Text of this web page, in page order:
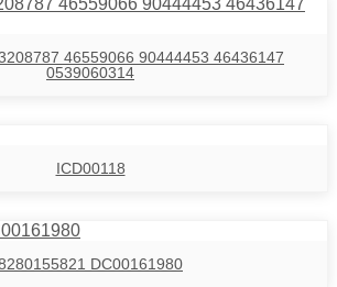
46559066 90444453 46436147
0539060314
ICD00118
DC00161980